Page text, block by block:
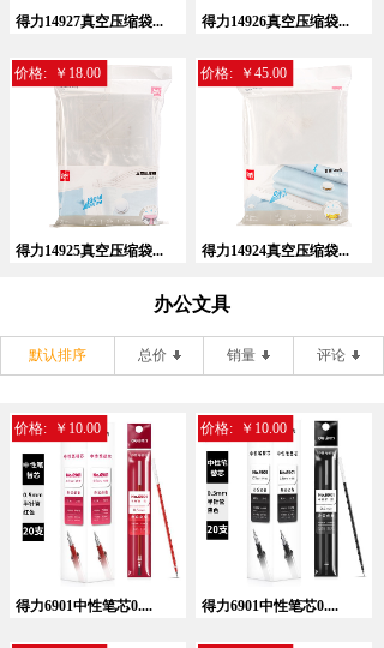
得力14927真空压缩袋... 得力14926真空压缩袋...
得力14925真空压缩袋...
价格: ￥18.00
得力14924真空压缩袋...
价格: ￥45.00
办公文具
默认排序 总价 销量 评论
得力6901中性笔芯0....
价格: ￥10.00
得力6901中性笔芯0....
价格: ￥10.00